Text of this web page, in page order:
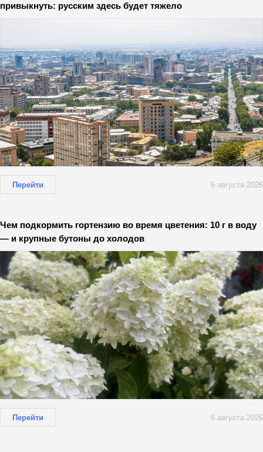
привыкнуть: русским здесь будет тяжело
Перейти 6 августа 2026
Чем подкормить гортензию во время цветения: 10 г в воду
— и крупные бутоны до холодов
Перейти 6 августа 2026